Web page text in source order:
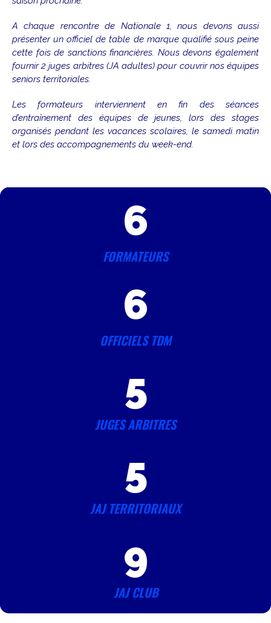
A chaque rencontre de Nationale 1, nous devons aussi
présenter un officiel de table de marque qualifié sous peine
cette fois de sanctions financières. Nous devons également
fournir 2 juges arbitres (JA adultes) pour couvrir nos équipes
seniors territoriales.
Les formateurs interviennent en fin des séances
d’entraînement des équipes de jeunes, lors des stages
organisés pendant les vacances scolaires, le samedi matin
et lors des accompagnements du week-end.
6
FORMATEURS
6
OFFICIELS TDM
5
JUGES ARBITRES
5
JAJ TERRITORIAUX
9
JAJ CLUB